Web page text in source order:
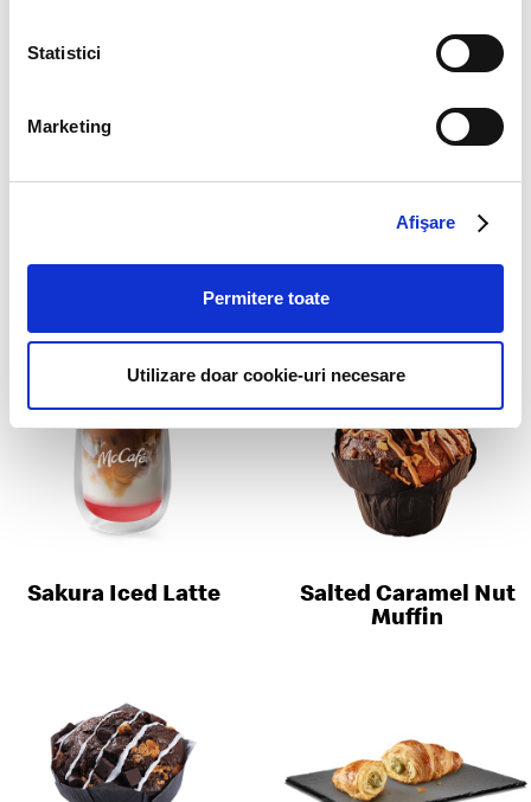
Statistici
Marketing
Afişare
Permitere toate
Utilizare doar cookie-uri necesare
Sakura Cold Brew Sakura Frappé
Sakura Iced Latte
Salted Caramel Nut
Muffin